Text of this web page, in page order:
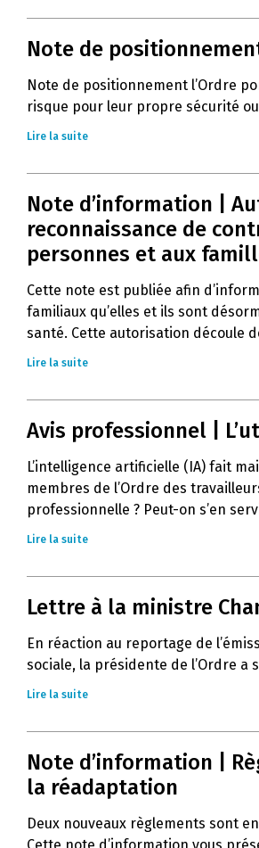
Note de
Note de positionnement l’Ordre
risque pour leur propre sécurité
Lire la suite
Note d’information |
reconnaissance de
personnes et aux
Cette note est publiée afin
familiaux qu’elles et ils sont
santé. Cette autorisation découle
Lire la suite
Avis professionnel |
L’intelligence artificielle (IA) fait
membres de l’Ordre des
professionnelle ? Peut-on s’en
Lire la suite
Lettre à la ministre
En réaction au reportage de
sociale, la présidente de l’Ordre a
Lire la suite
Note d’information |
la réadaptation
Deux nouveaux règlements sont